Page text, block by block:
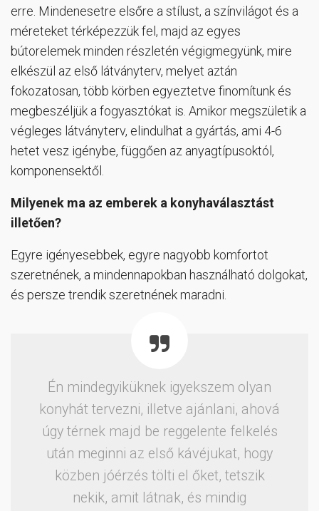
erre. Mindenesetre elsőre a stílust, a színvilágot és a
méreteket térképezzük fel, majd az egyes
bútorelemek minden részletén végigmegyünk, mire
elkészül az első látványterv, melyet aztán
fokozatosan, több körben egyeztetve finomítunk és
megbeszéljük a fogyasztókat is. Amikor megszületik a
végleges látványterv, elindulhat a gyártás, ami 4-6
hetet vesz igénybe, függően az anyagtípusoktól,
komponensektől.
Milyenek ma az emberek a konyhaválasztást
illetően?
Egyre igényesebbek, egyre nagyobb komfortot
szeretnének, a mindennapokban használható dolgokat,
és persze trendik szeretnének maradni.
Én mindegyiküknek igyekszem olyan
konyhát tervezni, illetve ajánlani, ahová
úgy térnek majd be reggelente felkelés
után meginni az első kávéjukat, hogy
közben jóérzés tölti el őket, tetszik
nekik, amit látnak, és mindig